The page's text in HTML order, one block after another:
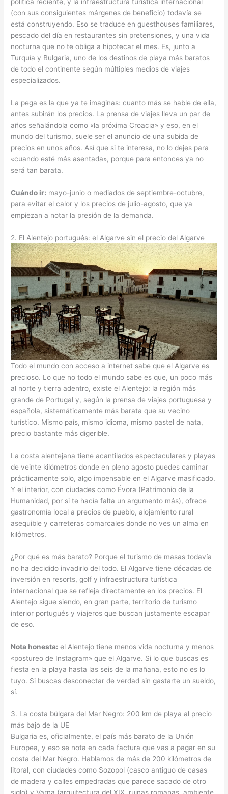
(con sus consiguientes márgenes de beneficio) todavía se
está construyendo. Eso se traduce en guesthouses familiares,
pescado del día en restaurantes sin pretensiones, y una vida
nocturna que no te obliga a hipotecar el mes. Es, junto a
Turquía y Bulgaria, uno de los destinos de playa más baratos
de todo el continente según múltiples medios de viajes
especializados.
La pega es la que ya te imaginas: cuanto más se hable de ella,
antes subirán los precios. La prensa de viajes lleva un par de
años señalándola como «la próxima Croacia» y eso, en el
mundo del turismo, suele ser el anuncio de una subida de
precios en unos años. Así que si te interesa, no lo dejes para
«cuando esté más asentada», porque para entonces ya no
será tan barata.
Cuándo ir: mayo-junio o mediados de septiembre-octubre,
para evitar el calor y los precios de julio-agosto, que ya
empiezan a notar la presión de la demanda.
2. El Alentejo portugués: el Algarve sin el precio del Algarve
Todo el mundo con acceso a internet sabe que el Algarve es
precioso. Lo que no todo el mundo sabe es que, un poco más
al norte y tierra adentro, existe el Alentejo: la región más
grande de Portugal y, según la prensa de viajes portuguesa y
española, sistemáticamente más barata que su vecino
turístico. Mismo país, mismo idioma, mismo pastel de nata,
precio bastante más digerible.
La costa alentejana tiene acantilados espectaculares y playas
de veinte kilómetros donde en pleno agosto puedes caminar
prácticamente solo, algo impensable en el Algarve masificado.
Y el interior, con ciudades como Évora (Patrimonio de la
Humanidad, por si te hacía falta un argumento más), ofrece
gastronomía local a precios de pueblo, alojamiento rural
asequible y carreteras comarcales donde no ves un alma en
kilómetros.
¿Por qué es más barato? Porque el turismo de masas todavía
no ha decidido invadirlo del todo. El Algarve tiene décadas de
inversión en resorts, golf y infraestructura turística
internacional que se refleja directamente en los precios. El
Alentejo sigue siendo, en gran parte, territorio de turismo
interior portugués y viajeros que buscan justamente escapar
de eso.
Nota honesta: el Alentejo tiene menos vida nocturna y menos
«postureo de Instagram» que el Algarve. Si lo que buscas es
fiesta en la playa hasta las seis de la mañana, esto no es lo
tuyo. Si buscas desconectar de verdad sin gastarte un sueldo,
sí.
3. La costa búlgara del Mar Negro: 200 km de playa al precio
más bajo de la UE
Bulgaria es, oficialmente, el país más barato de la Unión
Europea, y eso se nota en cada factura que vas a pagar en su
costa del Mar Negro. Hablamos de más de 200 kilómetros de
litoral, con ciudades como Sozopol (casco antiguo de casas
de madera y calles empedradas que parece sacado de otro